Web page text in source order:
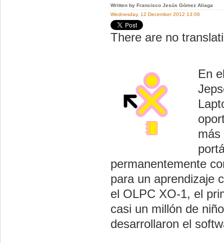
Written by Francisco Jesús Gómez Aliaga
Wednesday, 12 December 2012 13:06
There are no
En
más
permanentemente
para un aprendizaje
el OLPC XO-1, el
casi un millón de
desarrollaron el